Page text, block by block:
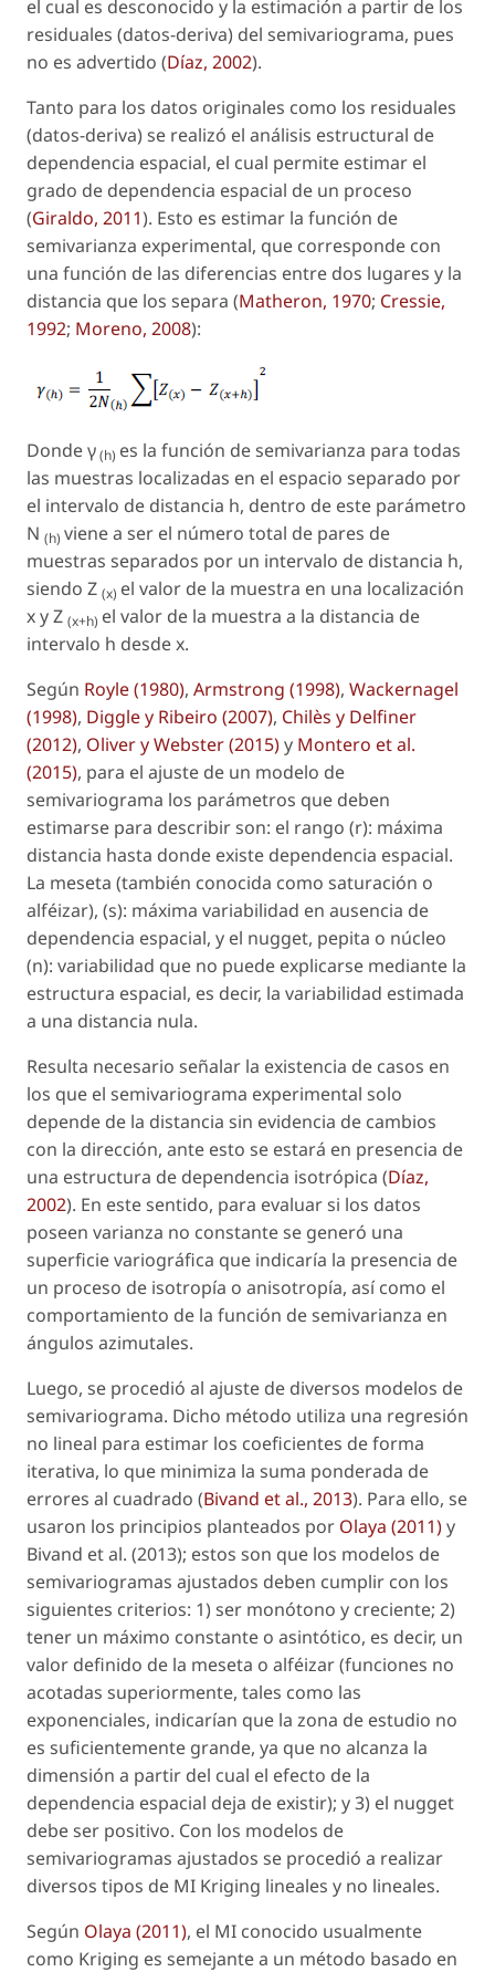
el cual es desconocido y la estimación a partir de los
residuales (datos-deriva) del semivariograma, pues
no es advertido (Díaz, 2002).
Tanto para los datos originales como los residuales
(datos-deriva) se realizó el análisis estructural de
dependencia espacial, el cual permite estimar el
grado de dependencia espacial de un proceso
(Giraldo, 2011). Esto es estimar la función de
semivarianza experimental, que corresponde con
una función de las diferencias entre dos lugares y la
distancia que los separa (Matheron, 1970; Cressie,
1992; Moreno, 2008):
Donde γ(h) es la función de semivarianza para todas
las muestras localizadas en el espacio separado por
el intervalo de distancia h, dentro de este parámetro
N (h) viene a ser el número total de pares de
muestras separados por un intervalo de distancia h,
siendo Z (x) el valor de la muestra en una localización
xyZ (x+h) el valor de la muestra a la distancia de
intervalo h desdex.
Según Royle (1980), Armstrong (1998), Wackernagel
(1998), Diggle y Ribeiro (2007), Chilès y Delfiner
(2012), Oliver y Webster (2015)y Montero et al.
(2015), para el ajuste de un modelo de
semivariograma los parámetros que deben
estimarse para describir son: el rango (r): máxima
distancia hasta donde existe dependencia espacial.
La meseta (también conocida como saturación o
alféizar), (s): máxima variabilidad en ausencia de
dependencia espacial, y el nugget, pepita o núcleo
(n): variabilidad que no puede explicarse mediante la
estructura espacial, es decir, la variabilidad estimada
a una distancia nula.
Resulta necesario señalar la existencia de casos en
los que el semivariograma experimental solo
depende de la distancia sin evidencia de cambios
con la dirección, ante esto se estará en presencia de
una estructura de dependencia isotrópica (Díaz,
2002). En este sentido, para evaluar si los datos
poseen varianza no constante se generó una
superficie variográfica que indicaría la presencia de
un proceso de isotropía o anisotropía, así como el
comportamiento de la función de semivarianza en
ángulos azimutales.
Luego, se procedió al ajuste de diversos modelos de
semivariograma. Dicho método utiliza una regresión
no lineal para estimar los coeficientes de forma
iterativa, lo que minimiza la suma ponderada de
errores al cuadrado (Bivand et al., 2013). Para ello, se
usaron los principios planteados por Olaya (2011)y
Bivand et al. (2013); estos son que los modelos de
semivariogramas ajustados deben cumplir con los
siguientes criterios: 1) ser monótono y creciente; 2)
tener un máximo constante o asintótico, es decir, un
valor definido de la meseta o alféizar (funciones no
acotadas superiormente, tales como las
exponenciales, indicarían que la zona de estudio no
es suficientemente grande, ya que no alcanza la
dimensión a partir del cual el efecto de la
dependencia espacial deja de existir); y 3) el nugget
debe ser positivo. Con los modelos de
semivariogramas ajustados se procedió a realizar
diversos tipos de MI Kriging lineales y no lineales.
Según Olaya (2011), el MI conocido usualmente
como Kriging es semejante a un método basado en